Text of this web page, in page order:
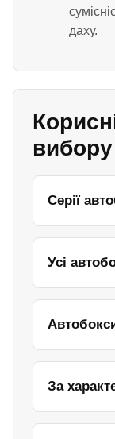
даху.
вибору
Серії
Усі
За